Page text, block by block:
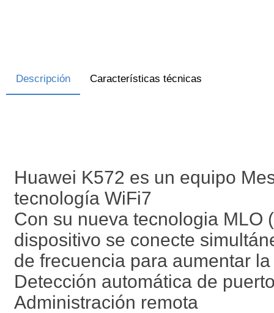
Descripción Características técnicas
Huawei K572 es un equipo
tecnología WiFi7
Con su nueva tecnologia MLO
dispositivo se conecte
de frecuencia para aumentar
Detección automática de
Administración remota